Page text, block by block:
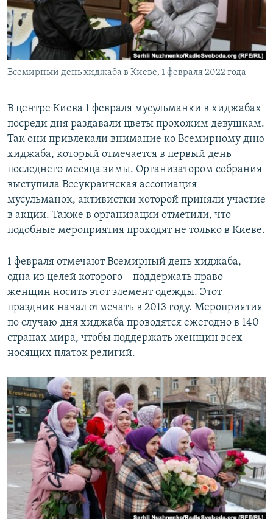
ПОБЕДИТЕЛЕЙ НЕ СУДЯТ?
КРЫМ.НЕПОКОРЕННЫЙ
ELIFBE
УКРАИНСКАЯ ПРОБЛЕМА КРЫМА
ПРИСОЕДИНЯЙТЕСЬ!
Всемирный день хиджаба в Киеве, 1 февраля 2022 года
В центре Киева 1 февраля мусульманки в хиджабах
посреди дня раздавали цветы прохожим девушкам.
Так они привлекали внимание ко Всемирному дню
хиджаба, который отмечается в первый день
последнего месяца зимы. Организатором собрания
выступила Всеукраинская ассоциация
мусульманок, активистки которой приняли участие
в акции. Также в организации отметили, что
подобные мероприятия проходят не только в Киеве.
1 февраля отмечают Всемирный день хиджаба,
одна из целей которого – поддержать право
женщин носить этот элемент одежды. Этот
праздник начал отмечать в 2013 году. Мероприятия
по случаю дня хиджаба проводятся ежегодно в 140
странах мира, чтобы поддержать женщин всех
носящих платок религий.